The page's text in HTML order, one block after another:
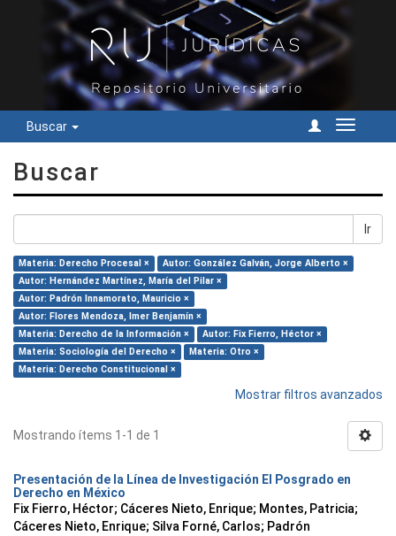
Buscar
Cambiar
Buscar
Ir
Materia: Derecho Procesal ×
Autor: González Galván, Jorge Alberto ×
Autor: Hernández Martínez, María del Pilar ×
Autor: Padrón Innamorato, Mauricio ×
Autor: Flores Mendoza, Imer Benjamín ×
Materia: Derecho de la Información ×
Autor: Fix Fierro, Héctor ×
Materia: Sociología del Derecho ×
Materia: Otro ×
Materia: Derecho Constitucional ×
Mostrar filtros avanzados
Mostrando ítems 1-1 de 1
Presentación de la Línea de Investigación El Posgrado en
Derecho en México
Fix Fierro, Héctor; Cáceres Nieto, Enrique; Montes, Patricia;
Cáceres Nieto, Enrique; Silva Forné, Carlos; Padrón